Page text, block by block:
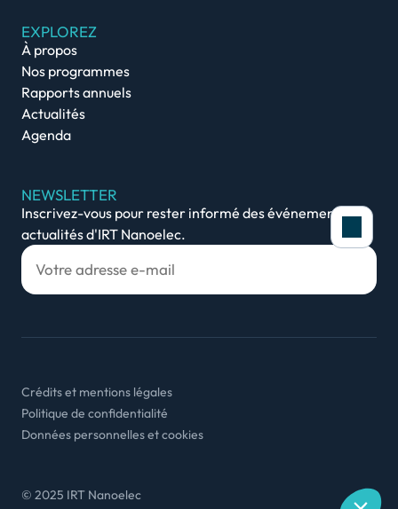
EXPLOREZ
À propos
Nos programmes
Rapports annuels
Actualités
Agenda
NEWSLETTER
Inscrivez-vous pour rester informé des événements et
actualités d'IRT Nanoelec.
Crédits et mentions légales
Politique de confidentialité
Données personnelles et cookies
© 2025 IRT Nanoelec
Politique de cookies